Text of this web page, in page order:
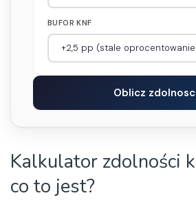
BUFOR KNF
Oblicz zdolnosc
Kalkulator zdolności
co to jest?